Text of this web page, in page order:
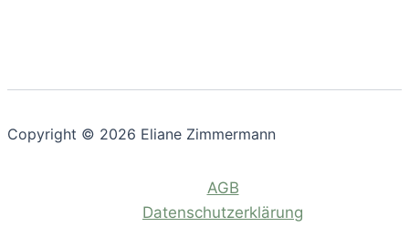
Copyright © 2026 Eliane Zimmermann
AGB
Datenschutzerklärung